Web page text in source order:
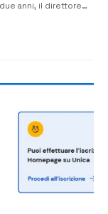
anni, il direttore